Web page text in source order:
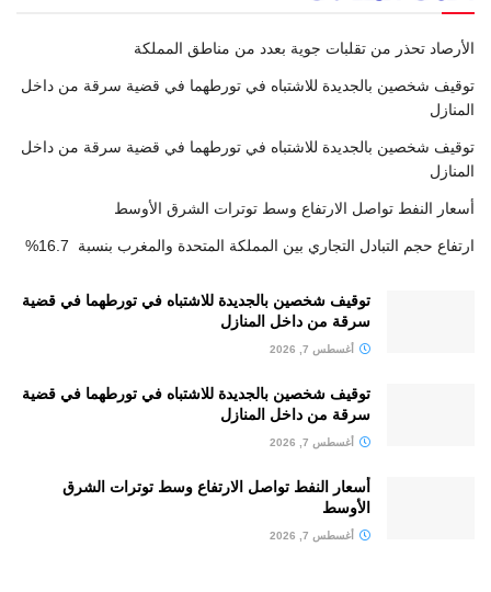
الأرصاد تحذر من تقلبات جوية بعدد من مناطق المملكة
توقيف شخصين بالجديدة للاشتباه في تورطهما في قضية سرقة من داخل
المنازل
توقيف شخصين بالجديدة للاشتباه في تورطهما في قضية سرقة من داخل
المنازل
أسعار النفط تواصل الارتفاع وسط توترات الشرق الأوسط
ارتفاع حجم التبادل التجاري بين المملكة المتحدة والمغرب بنسبة 16.7%
توقيف شخصين بالجديدة للاشتباه في تورطهما في قضية
سرقة من داخل المنازل
أغسطس 7, 2026
توقيف شخصين بالجديدة للاشتباه في تورطهما في قضية
سرقة من داخل المنازل
أغسطس 7, 2026
أسعار النفط تواصل الارتفاع وسط توترات الشرق
الأوسط
أغسطس 7, 2026